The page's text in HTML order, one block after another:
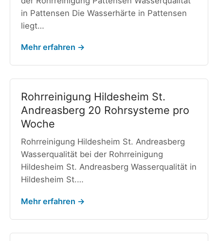
in Pattensen Die Wasserhärte in Pattensen
liegt…
Mehr erfahren →
Rohrreinigung Hildesheim St.
Andreasberg 20 Rohrsysteme pro
Woche
Rohrreinigung Hildesheim St. Andreasberg
Wasserqualität bei der Rohrreinigung
Hildesheim St. Andreasberg Wasserqualität in
Hildesheim St.…
Mehr erfahren →